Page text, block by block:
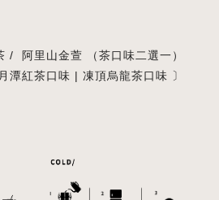
/ 阿里山金萱 （茶口味二選一）
紅茶口味 | 凍頂烏龍茶口味 〕